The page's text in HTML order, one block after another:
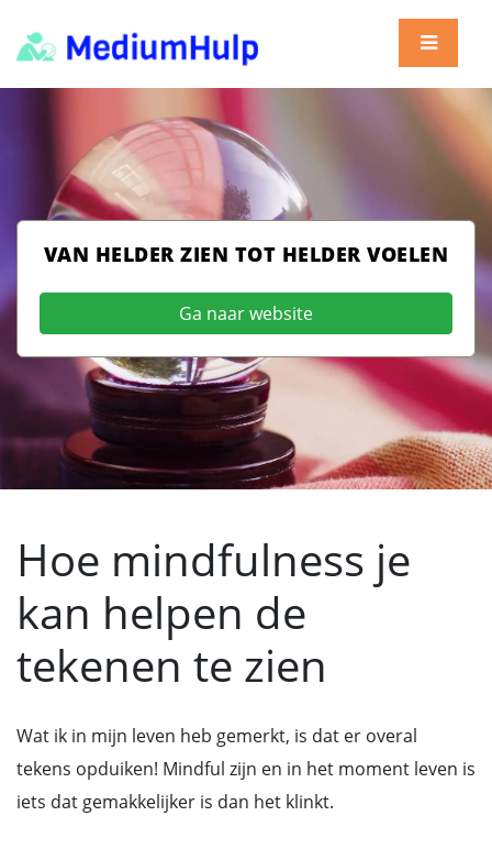
VAN HELDER ZIEN TOT HELDER VOELEN
Ga naar website
Hoe mindfulness je
kan helpen de
tekenen te zien
Wat ik in mijn leven heb gemerkt, is dat er overal
tekens opduiken! Mindful zijn en in het moment leven is
iets dat gemakkelijker is dan het klinkt.